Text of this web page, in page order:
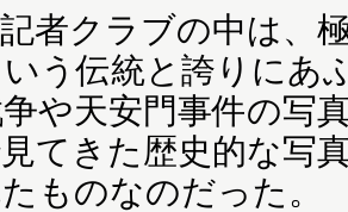
者クラブの中は、
う伝統と誇りにあ
争や天安門事件の写
てきた歴史的な写
ものなのだった。